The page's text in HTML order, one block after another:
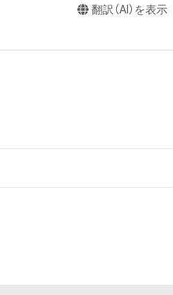
翻訳（AI）を表示